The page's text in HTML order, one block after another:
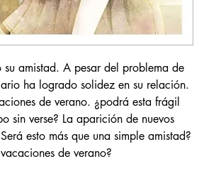
amistad. A pesar del problema de
ha logrado solidez en su relación.
de verano. ¿podrá esta frágil
sin verse? La aparición de nuevos
esto más que una simple amistad?
de verano?